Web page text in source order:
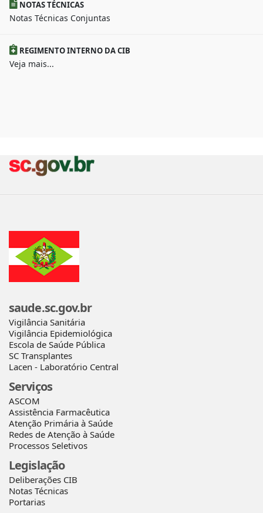
NOTAS TÉCNICAS
Notas Técnicas Conjuntas
REGIMENTO INTERNO DA CIB
Veja mais...
saude.sc.gov.br
Vigilância Sanitária
Vigilância Epidemiológica
Escola de Saúde Pública
SC Transplantes
Lacen - Laboratório Central
Serviços
ASCOM
Assistência Farmacêutica
Atenção Primária à Saúde
Redes de Atenção à Saúde
Processos Seletivos
Legislação
Deliberações CIB
Notas Técnicas
Portarias